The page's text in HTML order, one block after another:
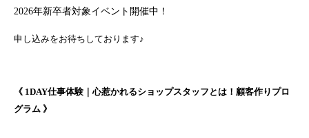
2026年新卒者対象イベント開催中！
申し込みをお待ちしております♪
《 1DAY仕事体験｜心惹かれるショップスタッフとは！顧客作りプロ
グラム 》